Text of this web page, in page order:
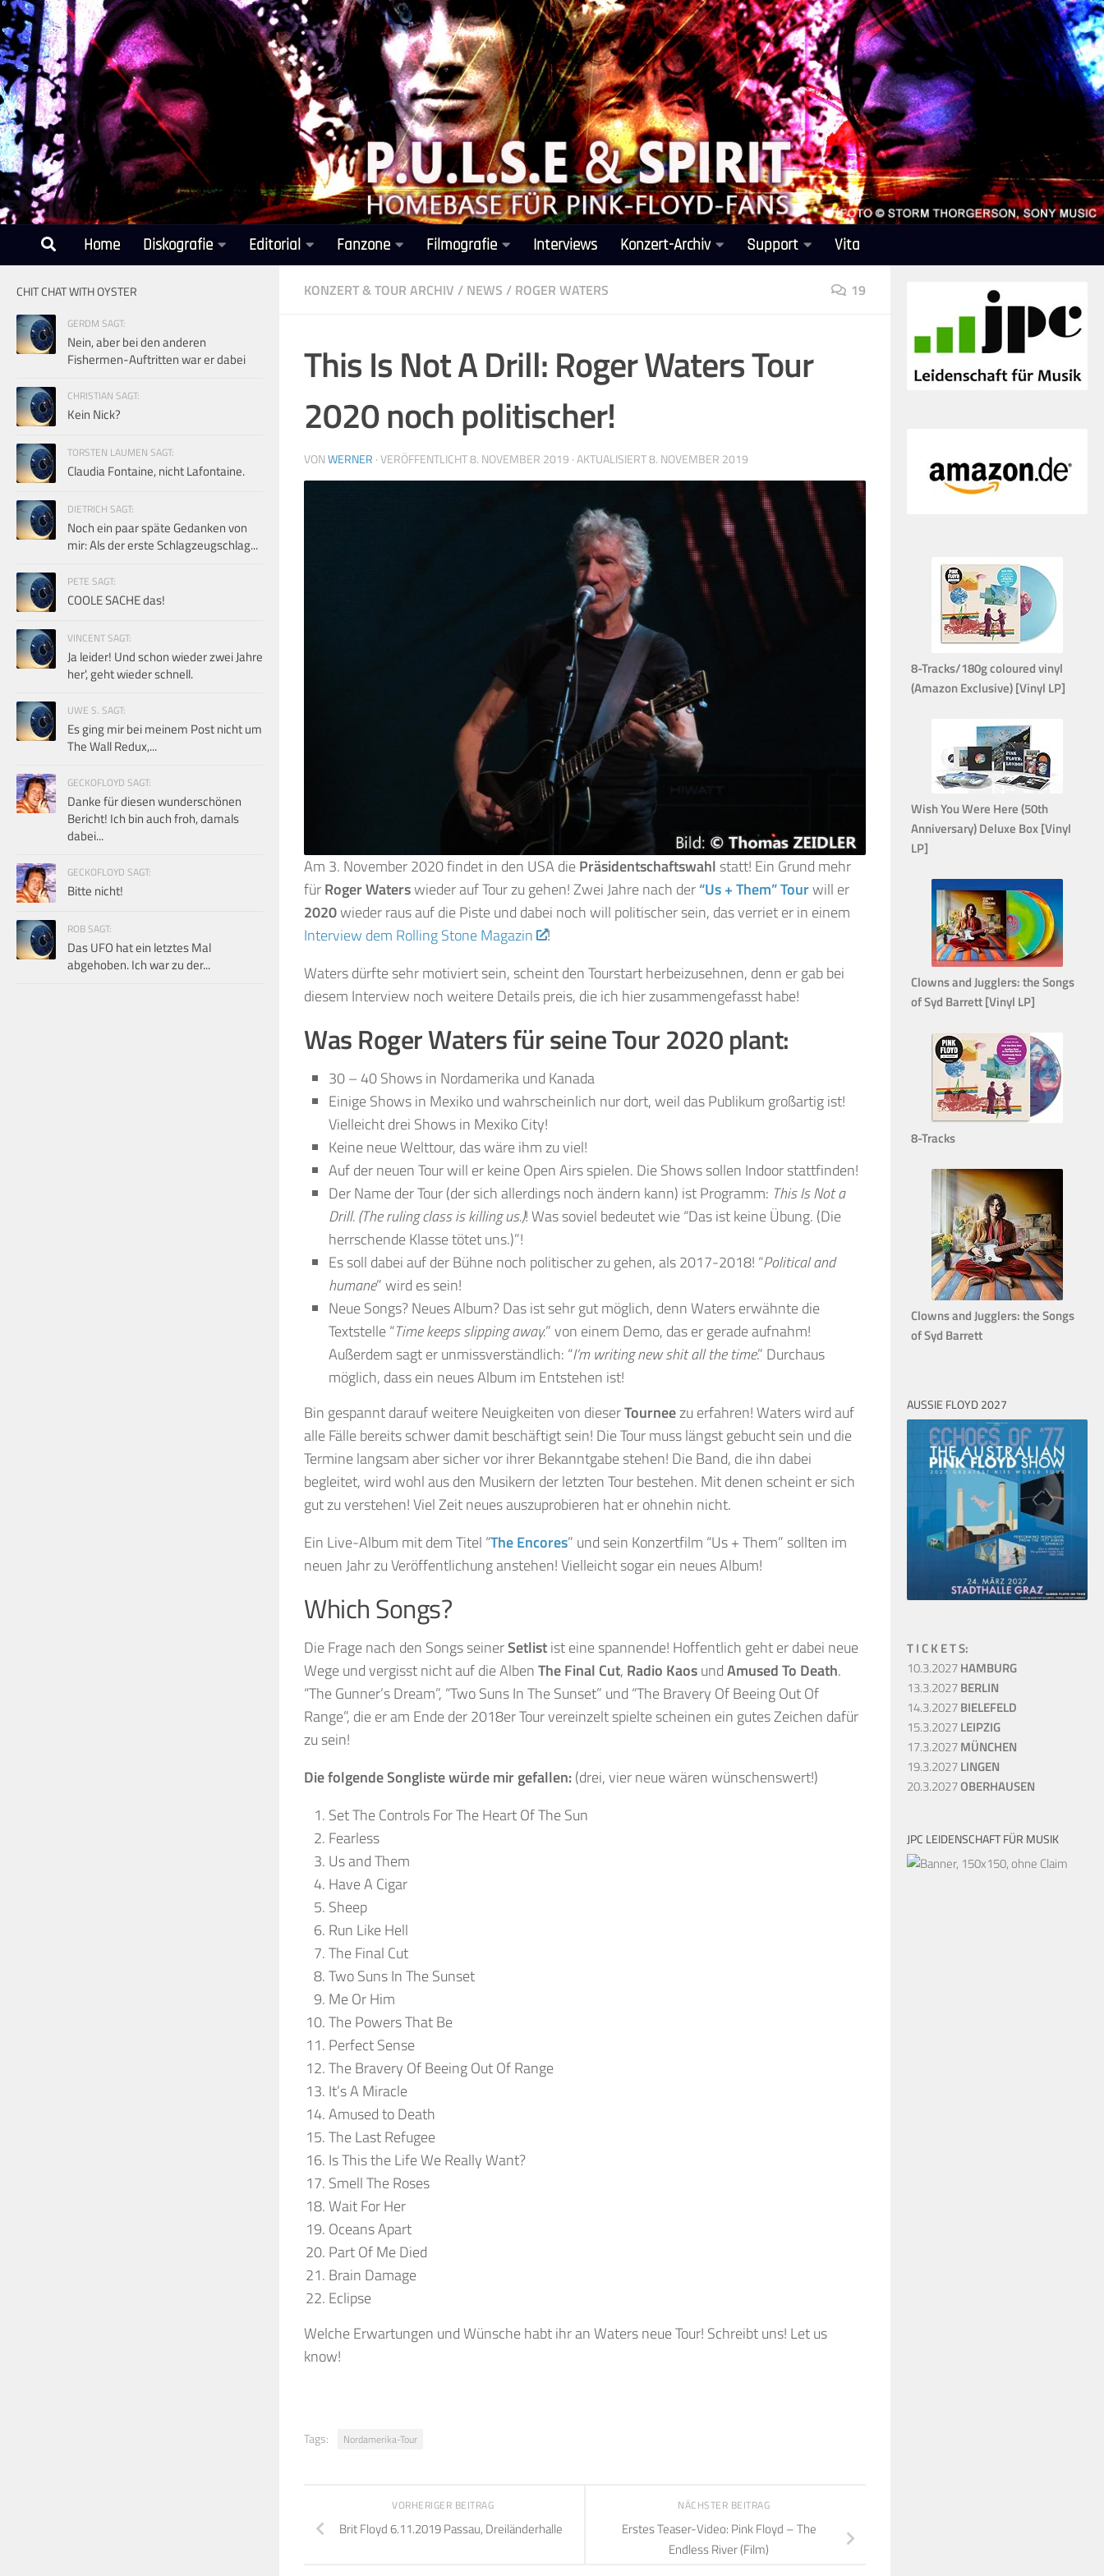
Unter dem Inhalt
Home Diskografie Editorial Fanzone Filmografie Interviews Konzert-Archiv Support Vita
KONZERT & TOUR ARCHIV / NEWS / ROGER WATERS 19
This Is Not A Drill: Roger Waters Tour
2020 noch politischer!
VONWERNER · VERÖFFENTLICHT8. NOVEMBER 2019 · AKTUALISIERT8. NOVEMBER 2019
Am 3. November 2020 findetin den USA diePräsidentschaftswahl statt! Ein Grund mehr
fürRoger Waterswieder auf Tour zu gehen! Zwei Jahre nach der“Us + Them” Tourwill er
2020wieder raus auf die Piste und dabei noch will politischer sein, das verriet er in einem
Interview dem Rolling Stone Magazin
!
Waters dürfte sehr motiviert sein, scheint den Tourstart herbeizusehnen, denn er gab bei
diesem Interview noch weitere Details preis, die ich hier zusammengefasst habe!
Was Roger Waters für seine Tour 2020 plant:
30 – 40 Shows in Nordamerika und Kanada
Einige Shows in Mexiko und wahrscheinlich nur dort, weil das Publikum großartig ist!
Vielleicht drei Shows in Mexiko City!
Keine neue Welttour, das wäre ihm zu viel!
Auf der neuen Tour will er keine Open Airs spielen. Die Shows sollen Indoor stattfinden!
Der Name der Tour (der sich allerdings noch ändern kann) ist Programm: This Is Not a
Drill. (The ruling class is killing us.)! Was soviel bedeutet wie “Das ist keine Übung. (Die
herrschende Klasse tötet uns.)”!
Es soll dabei auf der Bühne noch politischer zu gehen, als 2017-2018! “Political and
humane” wird es sein!
Neue Songs? Neues Album? Das ist sehr gut möglich, denn Waters erwähnte die
Textstelle “Time keeps slipping away.” von einem Demo, das er gerade aufnahm!
Außerdem sagt er unmissverständlich: “I’m writing new shit all the time.” Durchaus
möglich, dass ein neues Album im Entstehen ist!
Bin gespannt darauf weitere Neuigkeiten von dieserTourneezu erfahren! Waters wird auf
alle Fälle bereits schwer damit beschäftigt sein! Die Tour muss längst gebucht sein und die
Termine langsam aber sicher vor ihrer Bekanntgabe stehen! Die Band, die ihn dabei
begleitet, wird wohl aus den Musikern der letzten Tour bestehen. Mit denen scheint er sich
gut zu verstehen! Viel Zeit neues auszuprobieren hat er ohnehin nicht.
Ein Live-Album mit dem Titel “The Encores” und sein Konzertfilm “Us + Them” sollten im
neuen Jahr zu Veröffentlichung anstehen! Vielleicht sogar ein neues Album!
Which Songs?
Die Frage nach den Songs seinerSetlistist eine spannende! Hoffentlich geht er dabei neue
Wege und vergisst nicht auf die AlbenThe Final Cut, Radio KaosundAmused To Death.
“The Gunner’s Dream”, “Two Suns In The Sunset” und “The Bravery Of Beeing Out Of
Range”, die er am Ende der 2018er Tour vereinzelt spielte scheinen ein gutes Zeichen dafür
zu sein!
Die folgende Songliste würde mir gefallen:(drei, vier neue wären wünschenswert!)
Set The Controls For The Heart Of The Sun
Fearless
Us and Them
Have A Cigar
Sheep
Run Like Hell
The Final Cut
Two Suns In The Sunset
Me Or Him
The Powers That Be
Perfect Sense
The Bravery Of Beeing Out Of Range
It’s A Miracle
Amused to Death
The Last Refugee
Is This the Life We Really Want?
Smell The Roses
Wait For Her
Oceans Apart
Part Of Me Died
Brain Damage
Eclipse
Welche Erwartungen und Wünsche habt ihr an Waters neue Tour! Schreibt uns! Let us
know!
Tags: Nordamerika-Tour
NÄCHSTER BEITRAG
Erstes Teaser-Video: Pink Floyd – The
Endless River (Film)
VORHERIGER BEITRAG
Brit Floyd 6.11.2019 Passau, Dreiländerhalle
CHIT CHAT WITH OYSTER
GERDM SAGT:
Nein, aber bei den anderen
Fishermen-Auftritten war er dabei
CHRISTIAN SAGT:
Kein Nick?
TORSTEN LAUMEN SAGT:
Claudia Fontaine, nicht Lafontaine.
DIETRICH SAGT:
Noch ein paar späte Gedanken von
mir: Als der erste Schlagzeugschlag...
PETE SAGT:
COOLE SACHE das!
VINCENT SAGT:
Ja leider! Und schon wieder zwei Jahre
her', geht wieder schnell.
UWE S. SAGT:
Es ging mir bei meinem Post nicht um
The Wall Redux,...
GECKOFLOYD SAGT:
Danke für diesen wunderschönen
Bericht! Ich bin auch froh, damals
dabei...
GECKOFLOYD SAGT:
Bitte nicht!
ROB SAGT:
Das UFO hat ein letztes Mal
abgehoben. Ich war zu der...
8-Tracks/180g coloured vinyl
(Amazon Exclusive) [Vinyl LP]
Wish You Were Here (50th
Anniversary) Deluxe Box [Vinyl
LP]
Clowns and Jugglers: the Songs
of Syd Barrett [Vinyl LP]
8-Tracks
Clowns and Jugglers: the Songs
of Syd Barrett
AUSSIE FLOYD 2027
T I C K E T S:
10.3.2027HAMBURG
13.3.2027BERLIN
14.3.2027BIELEFELD
15.3.2027LEIPZIG
17.3.2027MÜNCHEN
19.3.2027LINGEN
20.3.2027OBERHAUSEN
JPC LEIDENSCHAFT FÜR MUSIK